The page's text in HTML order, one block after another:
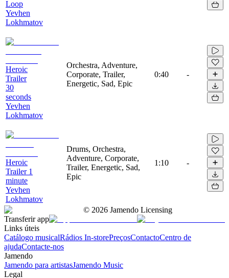
Loop
Yevhen
Lokhmatov
Heroic
Trailer
30
seconds
Yevhen
Lokhmatov
Orchestra, Adventure,
Corporate, Trailer,
Energetic, Sad, Epic
0:40 -
Heroic
Trailer 1
minute
Yevhen
Lokhmatov
Drums, Orchestra,
Adventure, Corporate,
Trailer, Energetic, Sad,
Epic
1:10 -
© 2026 Jamendo Licensing
Transferir app
Links úteis
Catálogo musicalRádios In-storePreçosContactoCentro de
ajudaContacte-nos
Jamendo
Jamendo para artistasJamendo Music
Legal